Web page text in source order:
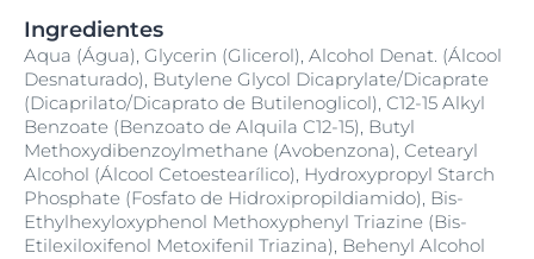
Ingredientes
Aqua (Água), Glycerin (Glicerol), Alcohol Denat. (Álcool
Desnaturado), Butylene Glycol Dicaprylate/Dicaprate
(Dicaprilato/Dicaprato de Butilenoglicol), C12-15 Alkyl
Benzoate (Benzoato de Alquila C12-15), Butyl
Methoxydibenzoylmethane (Avobenzona), Cetearyl
Alcohol (Álcool Cetoestearílico), Hydroxypropyl Starch
Phosphate (Fosfato de Hidroxipropildiamido), Bis-
Ethylhexyloxyphenol Methoxyphenyl Triazine (Bis-
Etilexiloxifenol Metoxifenil Triazina), Behenyl Alcohol